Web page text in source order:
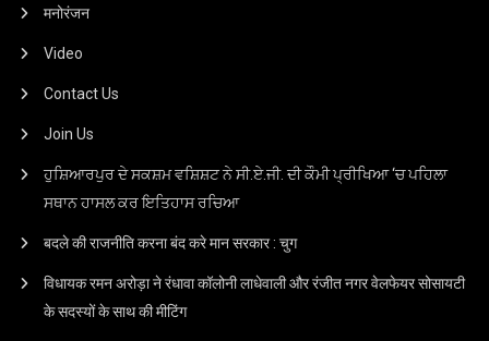
मनोरंजन
Video
Contact Us
Join Us
ਹੁਸ਼ਿਆਰਪੁਰ ਦੇ ਸਕਸ਼ਮ ਵਸ਼ਿਸ਼ਟ ਨੇ ਸੀ.ਏ.ਜੀ. ਦੀ ਕੌਮੀ ਪ੍ਰੀਖਿਆ ‘ਚ ਪਹਿਲਾ
ਸਥਾਨ ਹਾਸਲ ਕਰ ਇਤਿਹਾਸ ਰਚਿਆ
बदले की राजनीति करना बंद करे मान सरकार : चुग
विधायक रमन अरोड़ा ने रंधावा कॉलोनी लाधेवाली और रंजीत नगर वेलफेयर सोसायटी
के सदस्यों के साथ की मीटिंग